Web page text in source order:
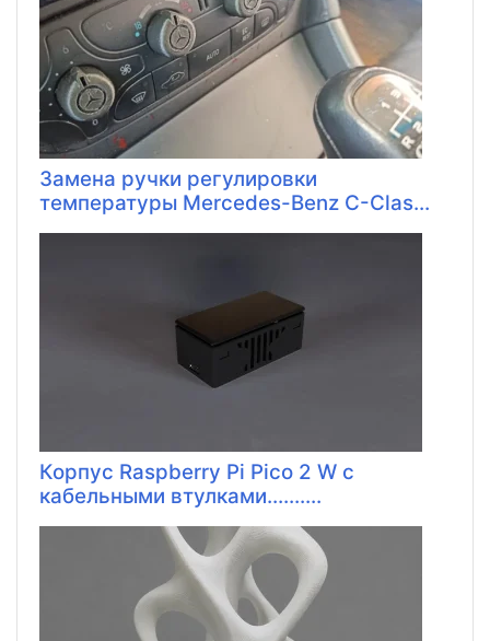
Замена ручки регулировки
температуры Mercedes-Benz C-Clas...
Корпус Raspberry Pi Pico 2 W с
кабельными втулками..........